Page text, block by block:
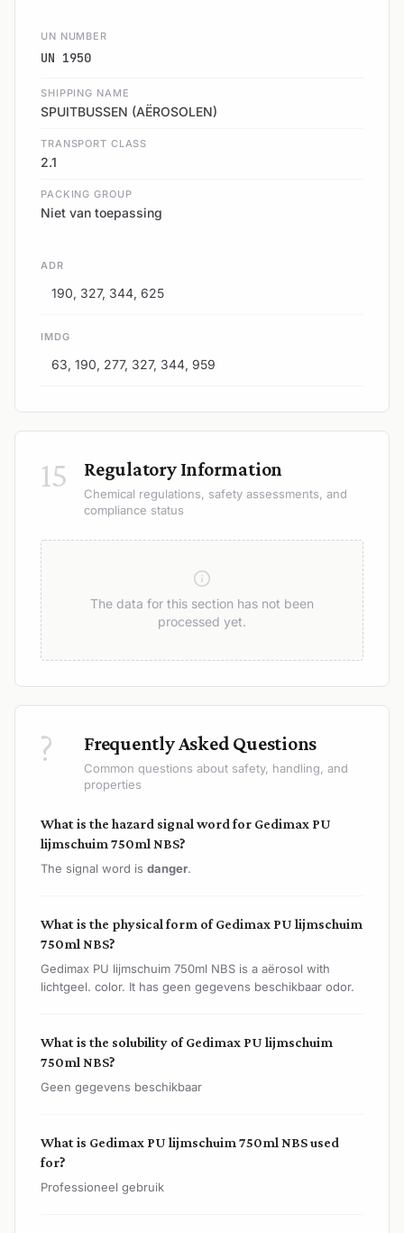
UN NUMBER
UN 1950
SHIPPING NAME
SPUITBUSSEN (AËROSOLEN)
TRANSPORT CLASS
2.1
PACKING GROUP
Niet van toepassing
ADR
190, 327, 344, 625
IMDG
63, 190, 277, 327, 344, 959
15 Regulatory Information
Chemical regulations, safety assessments, and
compliance status
The data for this section has not been
processed yet.
? Frequently Asked Questions
Common questions about safety, handling, and
properties
What is the hazard signal word for Gedimax PU
lijmschuim 750ml NBS?
The signal word is danger.
What is the physical form of Gedimax PU lijmschuim
750ml NBS?
Gedimax PU lijmschuim 750ml NBS is a aërosol with
lichtgeel. color. It has geen gegevens beschikbaar odor.
What is the solubility of Gedimax PU lijmschuim
750ml NBS?
Geen gegevens beschikbaar
What is Gedimax PU lijmschuim 750ml NBS used
for?
Professioneel gebruik